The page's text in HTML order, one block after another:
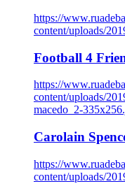
https://
content/uploads/
Football 4
https://
content/uploads/
macedo_2-
Carolain
https://
content/uploads/